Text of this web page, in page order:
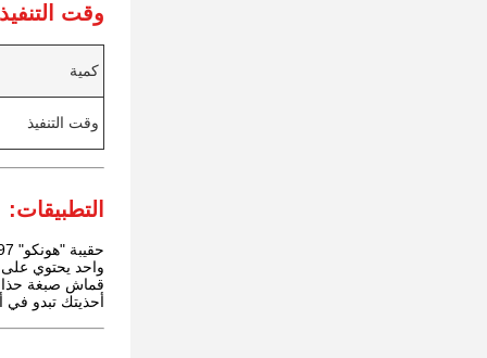
وقت
كمية
وقت التنفيذ
التطبيقات:
أحذيتك تبدو في